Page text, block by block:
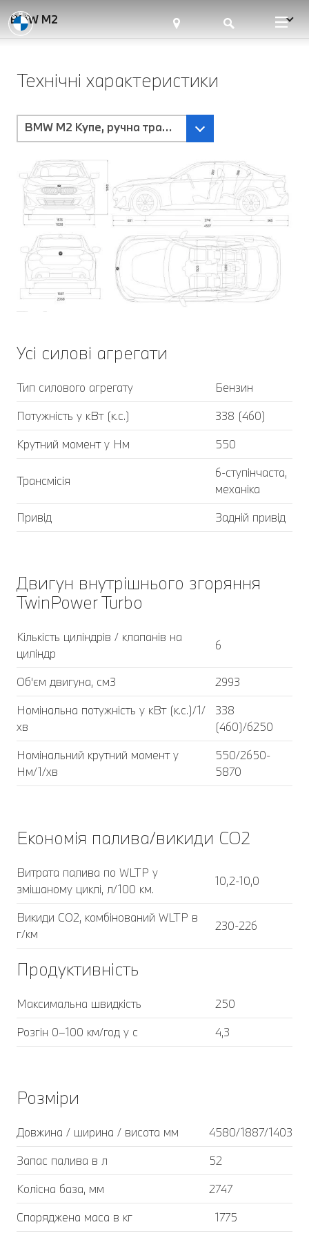
BMW M2
Технічні характеристики
BMW M2 Купе, ручна трансмісія
Усі силові агрегати
Тип силового агрегату
Бензин
Потужність у кВт (к.с.)
338 (460)
Крутний момент у Нм
550
Трансмісія
6-ступінчаста,
механіка
Привід
Задній привід
Двигун внутрішнього згоряння
TwinPower Turbo
Кількість циліндрів / клапанів на
циліндр
6
Об'єм двигуна, см3
2993
Номінальна потужність у кВт (к.с.)/1/
хв
338
(460)/6250
Номінальний крутний момент у
Нм/1/хв
550/2650-
5870
Економія палива/викиди CO2
Витрата палива по WLTP у
змішаному циклі, л/100 км.
10,2-10,0
Викиди CO2, комбінований WLTP в
г/км
230-226
Продуктивність
Максимальна швидкість
250
Розгін 0–100 км/год у с
4,3
Розміри
Довжина / ширина / висота мм
4580/1887/1403
Запас палива в л
52
Колісна база, мм
2747
Споряджена маса в кг
1775